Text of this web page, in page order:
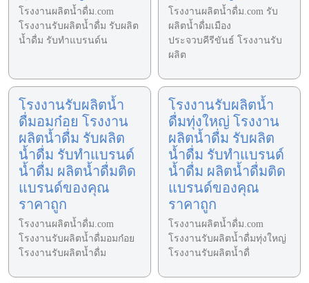
โรงงานผลิตน้ำดื่ม.com
โรงงานรับผลิตน้ำดื่ม รับผลิต
น้ำดื่ม รับทำแบรนด์น
โรงงานผลิตน้ำดื่ม.com รับ
ผลิตน้ำดื่มเมือง
ประจวบคีรีขันธ์ โรงงานรับ
ผลิต
โรงงานรับผลิตน้ำ
ดื่มอมก๋อย โรงงาน
ผลิตน้ำดื่ม รับผลิต
น้ำดื่ม รับทำแบรนด์
น้ำดื่ม ผลิตน้ำดื่มติด
แบรนด์ของคุณ
ราคาถูก
โรงงานผลิตน้ำดื่ม.com
โรงงานรับผลิตน้ำดื่มอมก๋อย
โรงงานรับผลิตน้ำดื่ม
โรงงานรับผลิตน้ำ
ดื่มทุ่งใหญ่ โรงงาน
ผลิตน้ำดื่ม รับผลิต
น้ำดื่ม รับทำแบรนด์
น้ำดื่ม ผลิตน้ำดื่มติด
แบรนด์ของคุณ
ราคาถูก
โรงงานผลิตน้ำดื่ม.com
โรงงานรับผลิตน้ำดื่มทุ่งใหญ่
โรงงานรับผลิตน้ำดื่